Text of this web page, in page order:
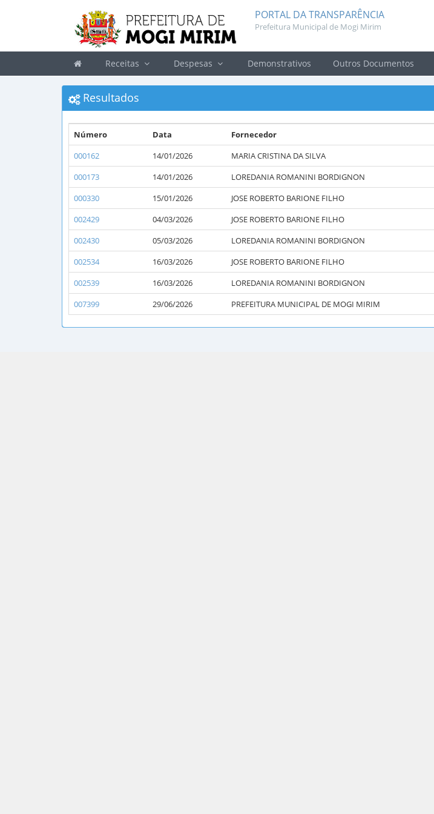
PORTAL DA TRANSPARÊNCIA
Prefeitura Municipal de Mogi Mirim
Receitas Despesas Demonstrativos Outros Documentos
Resultados
Número Data Fornecedor
000162
14/01/2026 MARIA CRISTINA DA SILVA
000173
14/01/2026 LOREDANIA ROMANINI BORDIGNON
000330
15/01/2026 JOSE ROBERTO BARIONE FILHO
002429
04/03/2026 JOSE ROBERTO BARIONE FILHO
002430
05/03/2026 LOREDANIA ROMANINI BORDIGNON
002534
16/03/2026 JOSE ROBERTO BARIONE FILHO
002539
16/03/2026 LOREDANIA ROMANINI BORDIGNON
007399
29/06/2026 PREFEITURA MUNICIPAL DE MOGI MIRIM